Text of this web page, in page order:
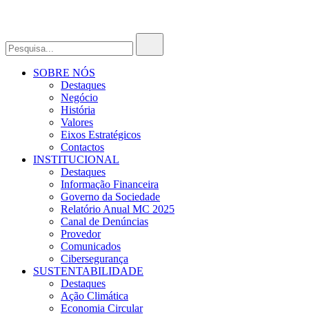
SOBRE NÓS
Destaques
Negócio
História
Valores
Eixos Estratégicos
Contactos
INSTITUCIONAL
Destaques
Informação Financeira
Governo da Sociedade
Relatório Anual MC 2025
Canal de Denúncias
Provedor
Comunicados
Cibersegurança
SUSTENTABILIDADE
Destaques
Ação Climática
Economia Circular